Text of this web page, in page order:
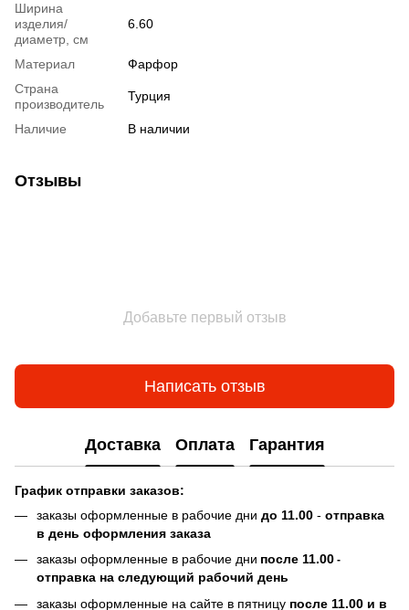
Ширина
изделия/
диаметр, см
6.60
Материал
Фарфор
Страна
производитель
Турция
Наличие В наличии
Отзывы
Добавьте первый отзыв
Написать отзыв
Доставка Оплата Гарантия
График отправки заказов:
заказы оформленные в рабочие дни до 11.00 - отправка
в день оформления заказа
заказы оформленные в рабочие дни после 11.00 -
отправка на следующий рабочий день
заказы оформленные на сайте в пятницу после 11.00 и в